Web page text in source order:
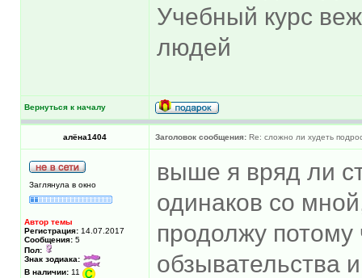
Учебный курс
людей
Вернуться к началу
алёна1404 Заголовок сообщения: Re: сложно ли худеть
Заглянула в окно
Автор темы
Регистрация: 14.07.2017
Сообщения: 5
Пол:
Знак зодиака:
В наличии: 11
выше я вряд ли
одинаков со
продолжу
обзывательства